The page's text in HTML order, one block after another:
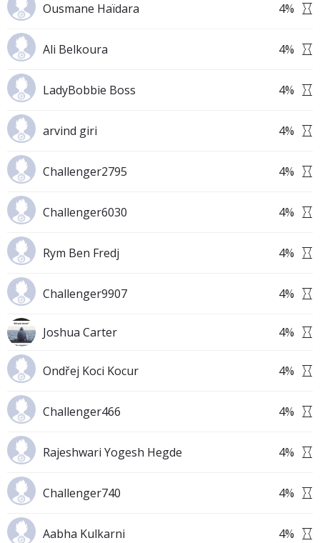
Ousmane Haïdara 4%
Ali Belkoura 4%
LadyBobbie Boss 4%
arvind giri 4%
Challenger2795 4%
Challenger6030 4%
Rym Ben Fredj 4%
Challenger9907 4%
Joshua Carter 4%
Ondřej Koci Kocur 4%
Challenger466 4%
Rajeshwari Yogesh Hegde 4%
Challenger740 4%
Aabha Kulkarni 4%